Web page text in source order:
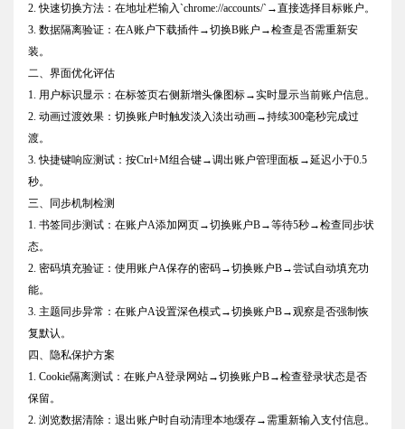
2. 快速切换方法：在地址栏输入`chrome://accounts/`→直接选择目标账户。
3. 数据隔离验证：在A账户下载插件→切换B账户→检查是否需重新安
装。
二、界面优化评估
1. 用户标识显示：在标签页右侧新增头像图标→实时显示当前账户信息。
2. 动画过渡效果：切换账户时触发淡入淡出动画→持续300毫秒完成过
渡。
3. 快捷键响应测试：按Ctrl+M组合键→调出账户管理面板→延迟小于0.5
秒。
三、同步机制检测
1. 书签同步测试：在账户A添加网页→切换账户B→等待5秒→检查同步状
态。
2. 密码填充验证：使用账户A保存的密码→切换账户B→尝试自动填充功
能。
3. 主题同步异常：在账户A设置深色模式→切换账户B→观察是否强制恢
复默认。
四、隐私保护方案
1. Cookie隔离测试：在账户A登录网站→切换账户B→检查登录状态是否
保留。
2. 浏览数据清除：退出账户时自动清理本地缓存→需重新输入支付信息。